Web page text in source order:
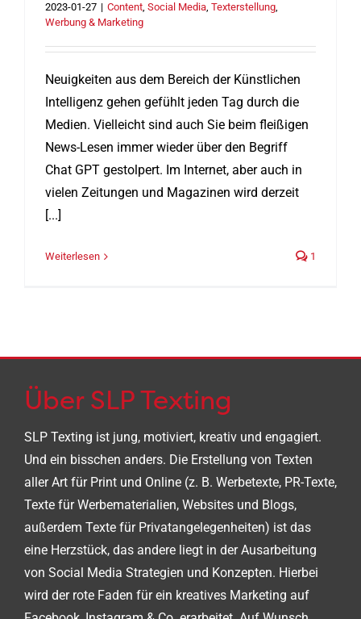
2023-01-27 | Content, Social Media, Texterstellung,
Werbung & Marketing
Neuigkeiten aus dem Bereich der Künstlichen
Intelligenz gehen gefühlt jeden Tag durch die
Medien. Vielleicht sind auch Sie beim fleißigen
News-Lesen immer wieder über den Begriff
Chat GPT gestolpert. Im Internet, aber auch in
vielen Zeitungen und Magazinen wird derzeit
[...]
Weiterlesen 1
Über SLP Texting
SLP Texting ist jung, motiviert, kreativ und engagiert.
Und ein bisschen anders. Die Erstellung von Texten
aller Art für Print und Online (z. B. Werbetexte, PR-Texte,
Texte für Werbematerialien, Websites und Blogs,
außerdem Texte für Privatangelegenheiten) ist das
eine Herzstück, das andere liegt in der Ausarbeitung
von Social Media Strategien und Konzepten. Hierbei
wird der rote Faden für ein kreatives Marketing auf